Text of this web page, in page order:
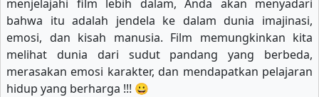
menjelajahi film lebih dalam, Anda akan menyadari
bahwa itu adalah jendela ke dalam dunia imajinasi,
emosi, dan kisah manusia. Film memungkinkan kita
melihat dunia dari sudut pandang yang berbeda,
merasakan emosi karakter, dan mendapatkan pelajaran
hidup yang berharga !!! 😀